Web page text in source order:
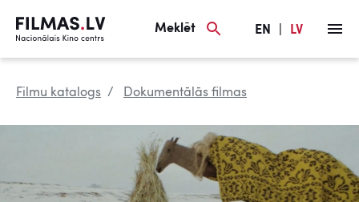
Meklēt EN LV
Filmu katalogs Dokumentālās filmas